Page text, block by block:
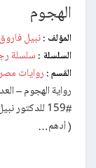
الهجوم
المؤلف : نبيل فاروق
السلسلة : سلسلة
القسم : روايات
رواية الهجوم –
#159
( أدهم…